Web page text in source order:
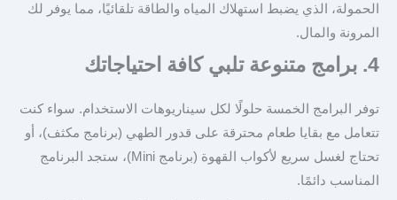
الحمولة، الذي يضبط استهلاك المياه والطاقة تلقائيًا، مما يوفر لك
المرونة والمال.
4. برامج متنوعة تلبي كافة احتياجاتك
توفر البرامج الخمسة حلولًا لكل سيناريوهات الاستخدام. سواء كنت
تتعامل مع بقايا طعام محترقة على قدور الطهي (برنامج مكثف)، أو
تحتاج لغسل سريع لأكواب القهوة (برنامج Mini)، ستجد البرنامج
المناسب دائمًا.